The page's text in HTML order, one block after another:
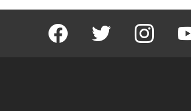
facebook twitter instagram